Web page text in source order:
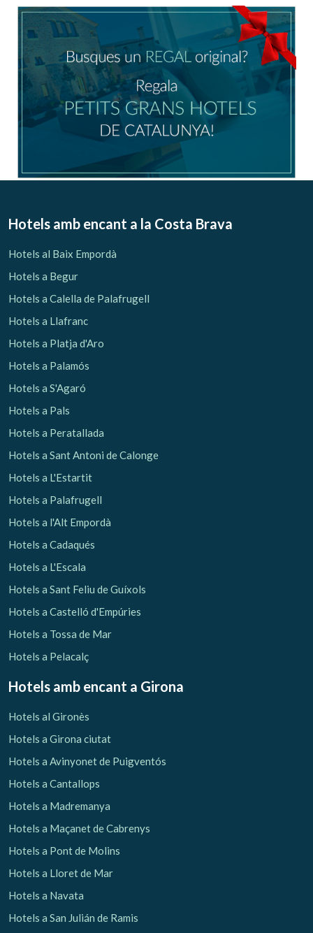
Verificar localitzador
Hotels amb encant a la Costa Brava
Hotels al Baix Empordà
Hotels a Begur
Hotels a Calella de Palafrugell
Hotels a Llafranc
Hotels a Platja d'Aro
Hotels a Palamós
Hotels a S'Agaró
Hotels a Pals
Hotels a Peratallada
Hotels a Sant Antoni de Calonge
Hotels a L'Estartit
Hotels a Palafrugell
Hotels a l'Alt Empordà
Hotels a Cadaqués
Hotels a L'Escala
Hotels a Sant Feliu de Guíxols
Hotels a Castelló d'Empúries
Hotels a Tossa de Mar
Hotels a Pelacalç
Hotels amb encant a Girona
Hotels al Gironès
Hotels a Girona ciutat
Hotels a Avinyonet de Puigventós
Hotels a Cantallops
Hotels a Madremanya
Hotels a Maçanet de Cabrenys
Hotels a Pont de Molins
Hotels a Lloret de Mar
Hotels a Navata
Hotels a San Julián de Ramis